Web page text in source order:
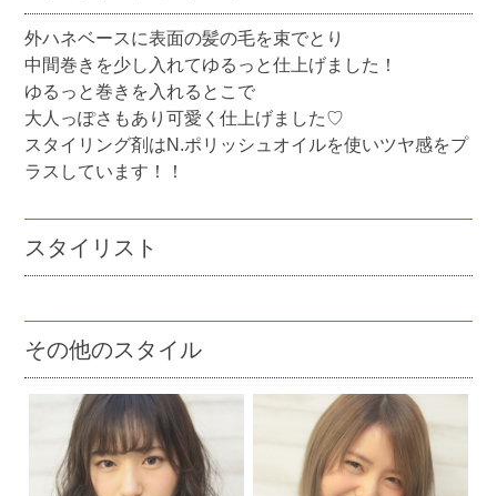
外ハネベースに表面の髪の毛を束でとり
中間巻きを少し入れてゆるっと仕上げました！
ゆるっと巻きを入れるとこで
大人っぽさもあり可愛く仕上げました♡
スタイリング剤はN.ポリッシュオイルを使いツヤ感をプ
ラスしています！！
スタイリスト
その他のスタイル